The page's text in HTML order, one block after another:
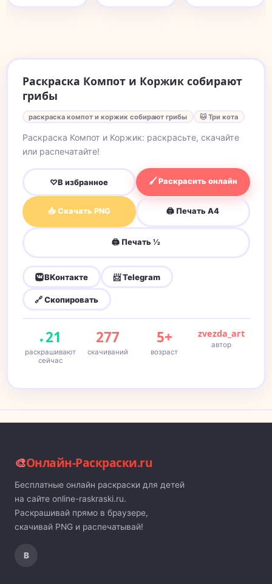
Раскраска Компот и Коржик собирают
грибы
раскраска компот и коржик собирают грибы 🐱 Три кота
Раскраска Компот и Коржик: раскрасьте, скачайте
или распечатайте!
♡В избранное 🖌 Раскрасить онлайн
📥 Скачать PNG 🖨 Печать A4
🖨 Печать ½
ВКонтакте 📨 Telegram
🔗 Скопировать
21
раскрашивают
сейчас
277
скачиваний
5+
возраст
zvezda_art
автор
🎨Онлайн-Раскраски.ru
Бесплатные онлайн раскраски для детей
на сайте online-raskraski.ru.
Раскрашивай прямо в браузере,
скачивай PNG и распечатывай!
В